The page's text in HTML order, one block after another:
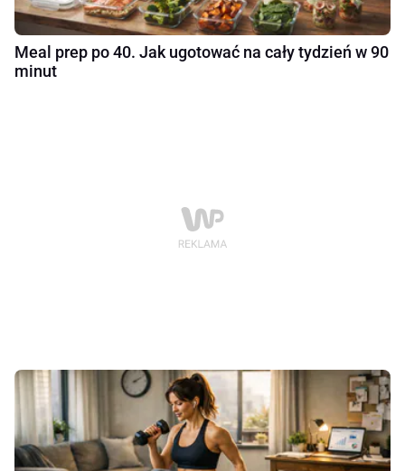
Meal prep po 40. Jak ugotować na cały tydzień w 90
minut